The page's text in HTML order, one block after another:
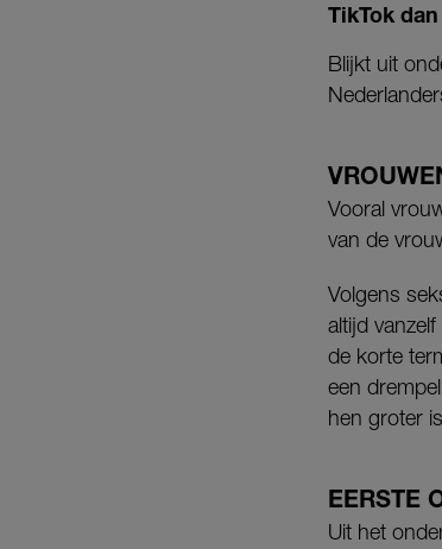
TikTok
Blijkt uit
Vooral
van de
Volgens
altijd
de korte
een
hen groter
EERSTE
Uit het